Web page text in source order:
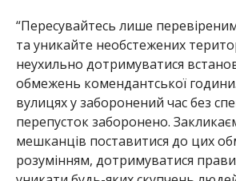
“Пересувайтесь лише
та уникайте необстежених
неухильно дотримуватися
обмежень комендантської
вулицях у заборонений час без
перепусток заборонено.
мешканців поставитися до цих
розумінням, дотримуватися